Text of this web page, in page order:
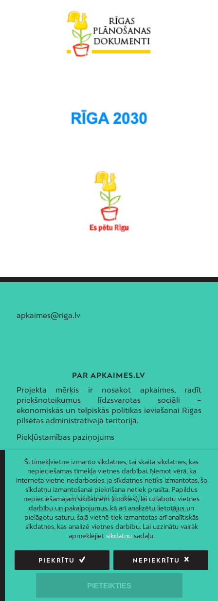
apkaimes@riga.lv
PAR APKAIMES.LV
Projekta mērķis ir nosakot apkaimes, radīt
priekšnoteikumus līdzsvarotas sociāli –
ekonomiskās un telpiskās politikas ieviešanai Rīgas
pilsētas administratīvajā teritorijā.
Piekļūstamības paziņojums
JAUNUMI E-PASTĀ
Piesakies un saņem jaunāko informāciju savā e-pastā!
Šī tīmekļvietne izmanto sīkdatnes, tai skaitā sīkdatnes, kas
nepieciešamas tīmekļa vietnes darbībai. Ņemot vērā, ka
interneta vietne nedarbosies, ja sīkdatnes netiks izmantotas, šo
sīkdatņu izmantošanai piekrišana netiek prasīta. Papildus
nepieciešamajām sīkdatnēm (cookies), lai uzlabotu vietnes
darbību un pakalpojumus, kā arī analizētu lietotājus un
pielāgotu saturu, šajā vietnē tiek izmantotas arī analītiskās
sīkdatnes, kas analizē vietnes darbību. Lai uzzinātu vairāk
apmeklējiet sīkdatņusadaļu.
PIEKRĪTU NEPIEKRĪTU